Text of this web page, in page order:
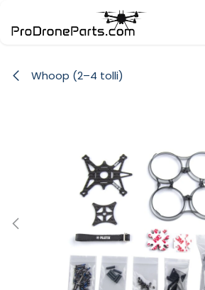
Whoop (2–4 tolli)